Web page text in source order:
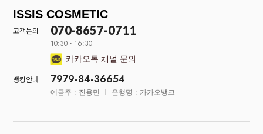
ISSIS COSMETIC
고객문의 070-8657-0711
10:30 - 16:30
카카오톡 채널 문의
뱅킹안내 7979-84-36654
예금주 : 진용민 은행명 : 카카오뱅크